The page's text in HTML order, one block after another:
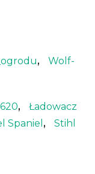
,
Wolf-
,
Ładowacz
Spaniel ,
Stihl